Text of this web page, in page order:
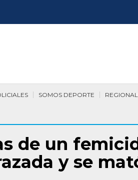
SOMOS DEPORTE
de un
y se